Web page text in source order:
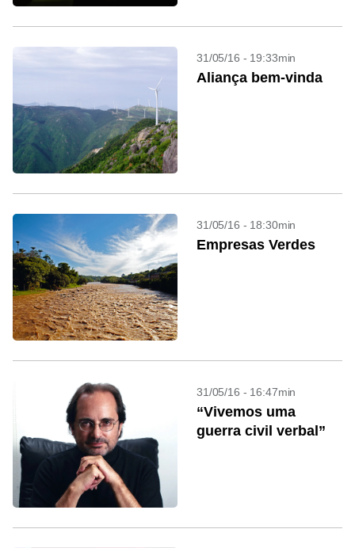
31/05/16 - 19:33min
Aliança bem-vinda
31/05/16 - 18:30min
Empresas Verdes
31/05/16 - 16:47min
“Vivemos uma
guerra civil verbal”